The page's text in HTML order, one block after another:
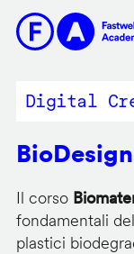
contenuto
Digital
Il corso
fondamentali
plastici